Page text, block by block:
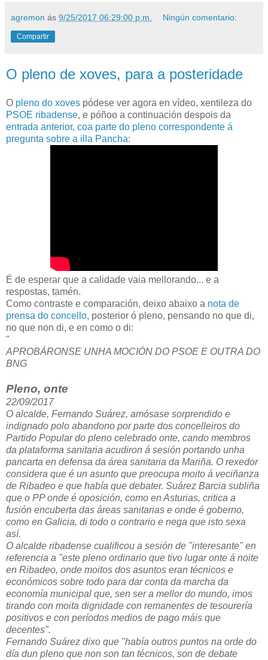
agremon ás 9/25/2017 06:29:00 p.m. Ningún comentario:
Compartir
O pleno de xoves, para a posteridade
O pleno do xoves pódese ver agora en vídeo, xentileza do
PSOE ribadense, e póñoo a continuación despois da
entrada anterior, coa parte do pleno correspondente á
pregunta sobre a illa Pancha:
É de esperar que a calidade vaia mellorando... e a
respostas, tamén.
Como contraste e comparación, deixo abaixo a nota de
prensa do concello, posterior ó pleno, pensando no que di,
no que non di, e en como o di:
"
APROBÁRONSE UNHA MOCIÓN DO PSOE E OUTRA DO
BNG
Pleno, onte
22/09/2017
O alcalde, Fernando Suárez, amósase sorprendido e
indignado polo abandono por parte dos concelleiros do
Partido Popular do pleno celebrado onte, cando membros
da plataforma sanitaria acudiron á sesión portando unha
pancarta en defensa da área sanitaria da Mariña. O rexedor
considera que é un asunto que preocupa moito á veciñanza
de Ribadeo e que había que debater. Suárez Barcia subliña
que o PP onde é oposición, como en Asturias, critica a
fusión encuberta das áreas sanitarias e onde é goberno,
como en Galicia, di todo o contrario e nega que isto sexa
así.
O alcalde ribadense cualificou a sesión de "interesante" en
referencia a "este pleno ordinario que tivo lugar onte á noite
en Ribadeo, onde moitos dos asuntos eran técnicos e
económicos sobre todo para dar conta da marcha da
economía municipal que, sen ser a mellor do mundo, imos
tirando con moita dignidade con remanentes de tesourería
positivos e con períodos medios de pago máis que
decentes".
Fernando Suárez dixo que "había outros puntos na orde do
día dun pleno que non son tan técnicos, son de debate